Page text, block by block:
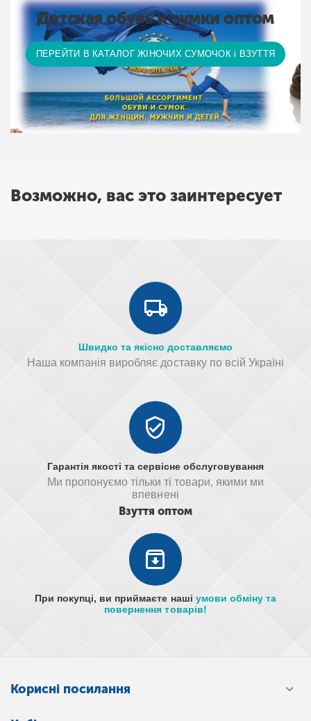
Детская обувь и сумки оптом
ПЕРЕЙТИ В КАТАЛОГ ЖІНОЧИХ СУМОЧОК і ВЗУТТЯ
Возможно, вас это заинтересует
Швидко та якісно доставляємо
Наша компанія виробляє доставку по всій Україні
Гарантія якості та сервісне обслуговування
Ми пропонуємо тільки ті товари, якими ми
впевнені
Взуття оптом
При покупці, ви приймаєте наші умови обміну та
повернення товарів!
Корисні посилання